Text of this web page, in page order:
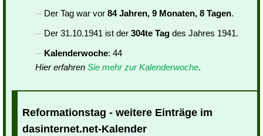
Der Tag war vor 84 Jahren, 9 Monaten, 8 Tagen.
Der 31.10.1941 ist der 304te Tag des Jahres 1941.
Kalenderwoche: 44
Hier erfahren Sie mehr zur Kalenderwoche.
Reformationstag - weitere Einträge im
dasinternet.net-Kalender